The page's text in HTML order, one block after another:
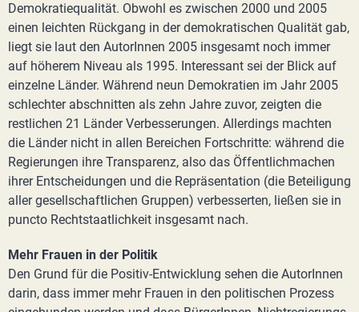
Demokratiequalität. Obwohl es zwischen 2000 und 2005
einen leichten Rückgang in der demokratischen Qualität gab,
liegt sie laut den AutorInnen 2005 insgesamt noch immer
auf höherem Niveau als 1995. Interessant sei der Blick auf
einzelne Länder. Während neun Demokratien im Jahr 2005
schlechter abschnitten als zehn Jahre zuvor, zeigten die
restlichen 21 Länder Verbesserungen. Allerdings machten
die Länder nicht in allen Bereichen Fortschritte: während die
Regierungen ihre Transparenz, also das Öffentlichmachen
ihrer Entscheidungen und die Repräsentation (die Beteiligung
aller gesellschaftlichen Gruppen) verbesserten, ließen sie in
puncto Rechtstaatlichkeit insgesamt nach.
Mehr Frauen in der Politik
Den Grund für die Positiv-Entwicklung sehen die AutorInnen
darin, dass immer mehr Frauen in den politischen Prozess